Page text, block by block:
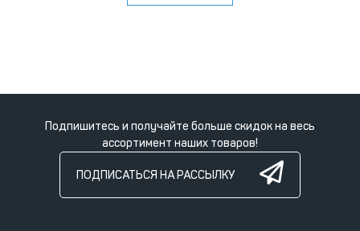
Подпишитесь и получайте больше скидок на весь
ассортимент наших товаров!
ПОДПИСАТЬСЯ НА РАССЫЛКУ